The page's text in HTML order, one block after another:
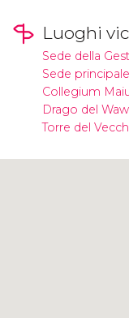
Luoghi
Sede della
Sede
Collegium
Drago del
Torre del